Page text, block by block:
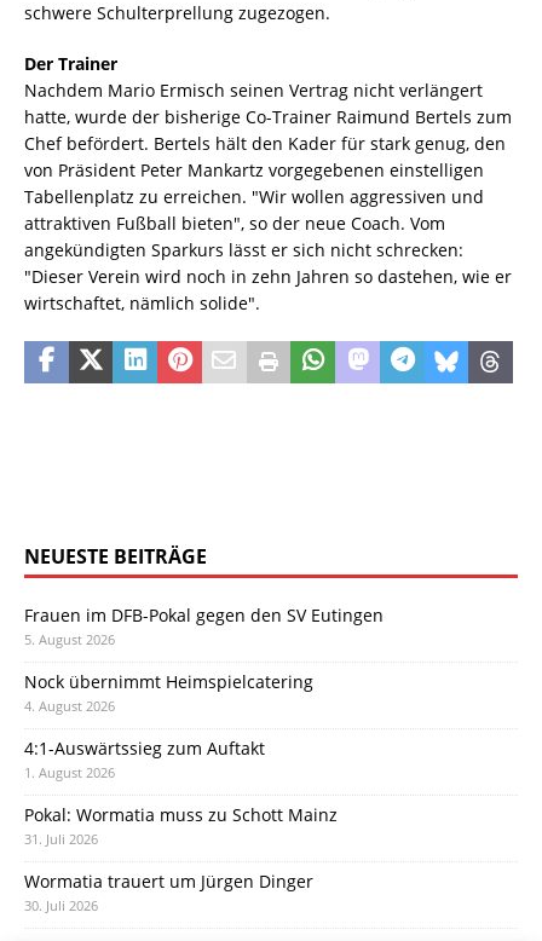
schwere Schulterprellung zugezogen.
Der Trainer
Nachdem Mario Ermisch seinen Vertrag nicht verlängert
hatte, wurde der bisherige Co-Trainer Raimund Bertels zum
Chef befördert. Bertels hält den Kader für stark genug, den
von Präsident Peter Mankartz vorgegebenen einstelligen
Tabellenplatz zu erreichen. "Wir wollen aggressiven und
attraktiven Fußball bieten", so der neue Coach. Vom
angekündigten Sparkurs lässt er sich nicht schrecken:
"Dieser Verein wird noch in zehn Jahren so dastehen, wie er
wirtschaftet, nämlich solide".
NEUESTE BEITRÄGE
Frauen im DFB-Pokal gegen den SV Eutingen
5. August 2026
Nock übernimmt Heimspielcatering
4. August 2026
4:1-Auswärtssieg zum Auftakt
1. August 2026
Pokal: Wormatia muss zu Schott Mainz
31. Juli 2026
Wormatia trauert um Jürgen Dinger
30. Juli 2026